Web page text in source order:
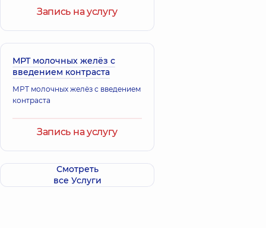
Запись на услугу
МРТ молочных желёз с
введением контраста
МРТ молочных желёз с введением
контраста
Запись на услугу
Смотреть
все Услуги